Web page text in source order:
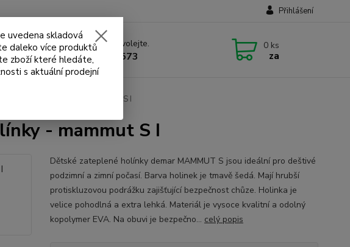
Přihlášení
Nevíte si rady? Zavolejte.
+420 732 707 573
0 ks
za
zateplené holínky - mammut S I
- mammut S I
Dětské zateplené holínky demar MAMMUT S jsou ideální pro deštivé
podzimní a zimní počasí. Barva holinek je tmavě šedá. Mají hrubší
protiskluzovou podrážku zajišťující bezpečnost chůze. Holinka je
velice pohodlná a extra lehká. Materiál je vysoce kvalitní a odolný
kopolymer EVA. Na obuvi je bezpečno... celý popis
uvedena skladová
daleko více produktů
zboží které hledáte,
s aktuální prodejní